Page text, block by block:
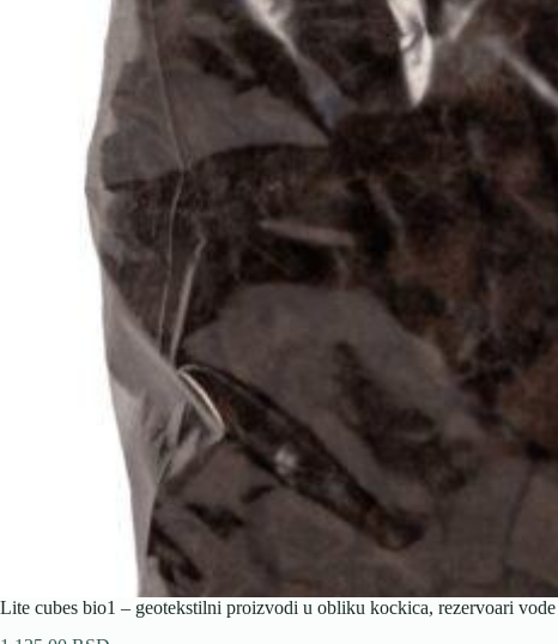
Lite cubes bio1 – geotekstilni proizvodi u obliku kockica, rezervoari vode